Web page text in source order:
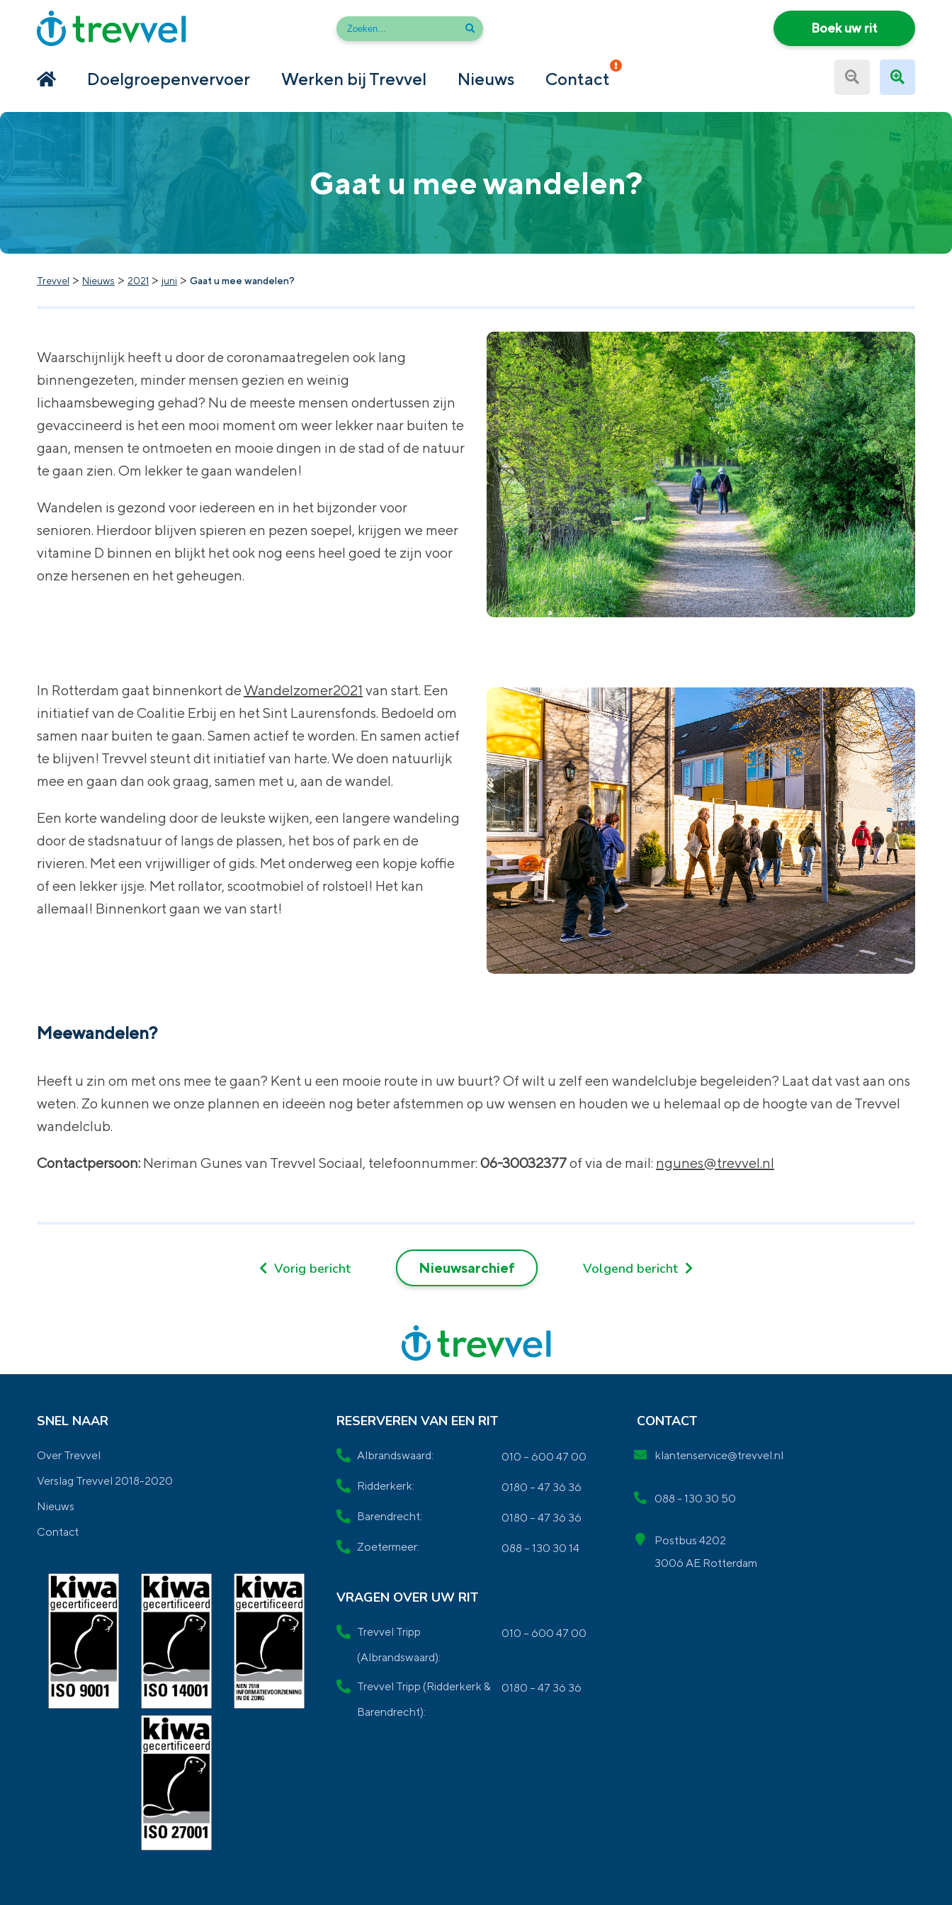
Home
Doelgroepenvervoer
Contact
Boek uw rit
Doelgroepenvervoer Werken bij Trevvel Nieuws Contact
Gaat u mee wandelen?
Trevvel > Nieuws > 2021 > juni > Gaat u mee wandelen?
Waarschijnlijk heeft u door de coronamaatregelen ook lang
binnengezeten, minder mensen gezien en weinig
lichaamsbeweging gehad? Nu de meeste mensen ondertussen zijn
gevaccineerd is het een mooi moment om weer lekker naar buiten te
gaan, mensen te ontmoeten en mooie dingen in de stad of de natuur
te gaan zien. Om lekker te gaan wandelen!
Wandelen is gezond voor iedereen en in het bijzonder voor
senioren. Hierdoor blijven spieren en pezen soepel, krijgen we meer
vitamine D binnen en blijkt het ook nog eens heel goed te zijn voor
onze hersenen en het geheugen.
In Rotterdam gaat binnenkort deWandelzomer2021 van start. Een
initiatief van de Coalitie Erbij en het Sint Laurensfonds. Bedoeld om
samen naar buiten te gaan. Samen actief te worden. En samen actief
te blijven! Trevvel steunt dit initiatief van harte. We doen natuurlijk
mee en gaan dan ook graag, samen met u, aan de wandel.
Een korte wandeling door de leukste wijken, een langere wandeling
door de stadsnatuur of langs de plassen, het bos of park en de
rivieren. Met een vrijwilliger of gids. Met onderweg een kopje koffie
of een lekker ijsje. Met rollator, scootmobiel of rolstoel! Het kan
allemaal! Binnenkort gaan we van start!
Meewandelen?
Heeft u zin om met ons mee te gaan? Kent u een mooie route in uw buurt? Of wilt u zelf een wandelclubje begeleiden? Laat dat vast aan ons
weten. Zo kunnen we onze plannen en ideeën nog beter afstemmen op uw wensen en houden we u helemaal op de hoogte van de Trevvel
wandelclub.
Contactpersoon: Neriman Gunes van Trevvel Sociaal, telefoonnummer: 06-30032377of via de mail: ngunes@trevvel.nl
Vorig bericht Nieuwsarchief Volgend bericht
SNEL NAAR
Over Trevvel
Verslag Trevvel 2018-2020
Nieuws
Contact
RESERVEREN VAN EEN RIT
Albrandswaard: 010 – 600 47 00
Ridderkerk: 0180 – 47 36 36
Barendrecht: 0180 – 47 36 36
Zoetermeer: 088 – 130 30 14
VRAGEN OVER UW RIT
Trevvel Tripp
(Albrandswaard):
010 – 600 47 00
Trevvel Tripp (Ridderkerk &
Barendrecht):
0180 – 47 36 36
CONTACT
klantenservice@trevvel.nl
088 - 130 30 50
Postbus 4202
3006 AE Rotterdam